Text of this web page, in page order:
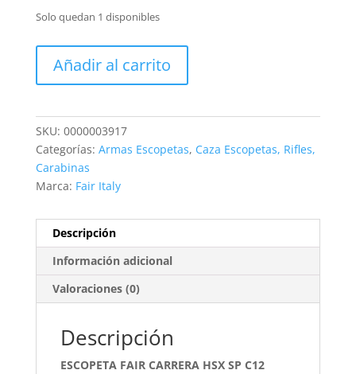
Solo quedan 1 disponibles
FAIR
SP
C12
76CM
XP70
MSX
REG
cantidad
Añadir al carrito
SKU: 0000003917
Categorías: Armas Escopetas, Caza Escopetas, Rifles,
Carabinas
Marca: Fair Italy
Descripción
Información adicional
Valoraciones (0)
Descripción
ESCOPETA FAIR CARRERA HSX SP C12